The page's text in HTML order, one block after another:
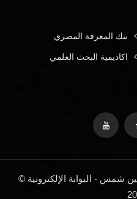
بنك المعرفة المصري
اكاديمية البحث العلمي
شمس - البوابة الإلكترونية ©